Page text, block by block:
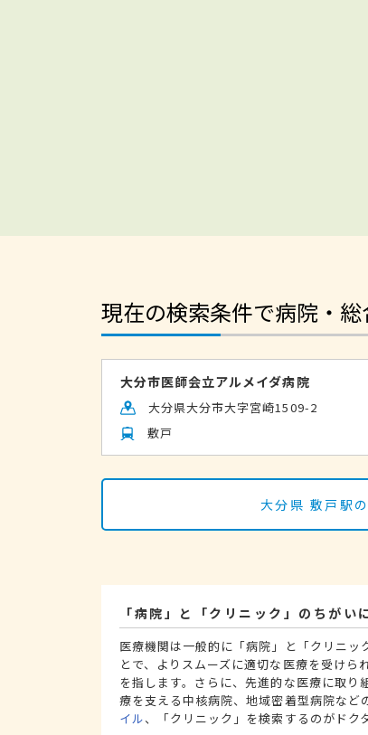
現在の検索条件で病院・
大分市医師会立アルメイダ病院
大分県大分市大字宮崎1509-2
敷戸
大分県 敷戸駅
「病院」と「クリニック」のちがい
医療機関は一般的に「病院」と「クリニ
とで、よりスムーズに適切な医療を受け
を指します。さらに、先進的な医療に取
療を支える中核病院、地域密着型病院など
イル、「クリニック」を検索するのがドク